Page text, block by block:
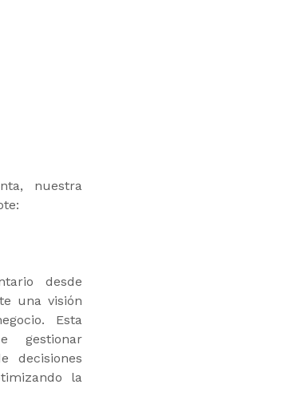
nuestra
desde
una visión
Esta
gestionar
decisiones
la